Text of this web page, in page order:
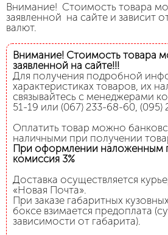
Внимание! Стоимость товара
заявленной на сайте и зависит
валют.
Внимание! Стоимость товара
заявленной на сайте!!!
Для получения подробной
характеристиках товаров, их
связывайтесь с менеджерами
51-19 или (067) 233-68-60, (095)
Оплатить товар можно
наличными при получении
При оформлении наложенным
комиссия 3%
Доставка осуществляется
«Новая Почта».
При заказе габаритных
боксе взимается предоплата
зависимости от габарита).